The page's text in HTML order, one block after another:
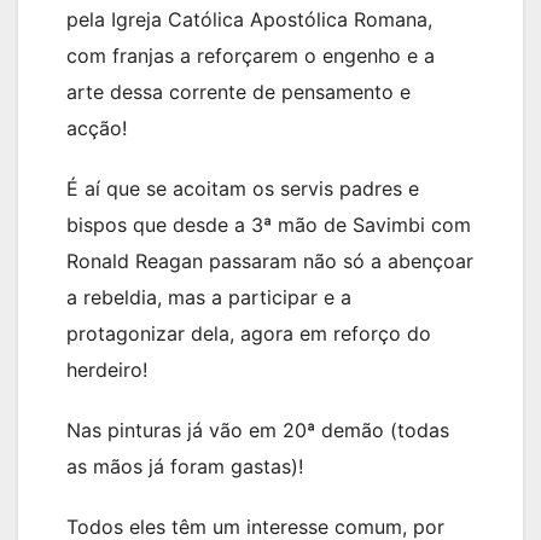
pela Igreja Católica Apostólica Romana,
com franjas a reforçarem o engenho e a
arte dessa corrente de pensamento e
acção!
É aí que se acoitam os servis padres e
bispos que desde a 3ª mão de Savimbi com
Ronald Reagan passaram não só a abençoar
a rebeldia, mas a participar e a
protagonizar dela, agora em reforço do
herdeiro!
Nas pinturas já vão em 20ª demão (todas
as mãos já foram gastas)!
Todos eles têm um interesse comum, por